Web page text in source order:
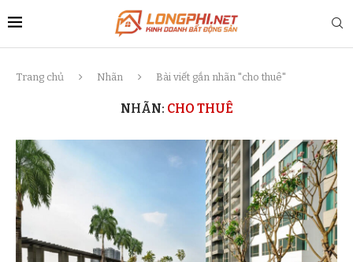
Trang chủ Nhãn Bài viết gắn nhãn "cho thuê"
NHÃN: CHO THUÊ